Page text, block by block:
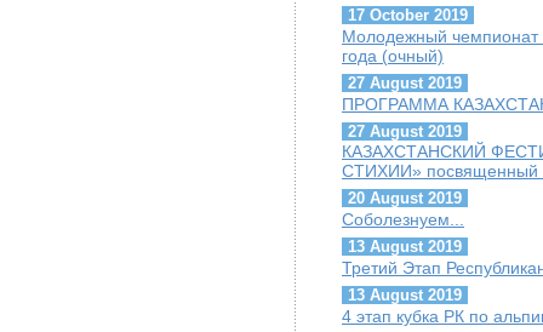
17 October 2019
Молодежный чемпионат
года (очный)
27 August 2019
ПРОГРАММА
27 August 2019
КАЗАХСТАНСКИЙ
СТИХИИ» посвященный
20 August 2019
Соболезнуем...
13 August 2019
Третий Этап
13 August 2019
4 этап кубка РК по